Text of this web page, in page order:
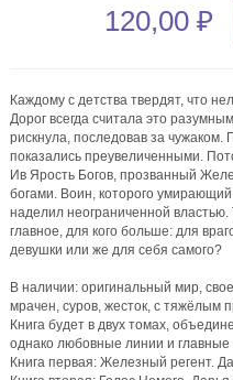
120,00 ₽
Каждому с детства твердят, что
Дорог всегда считала это
рискнула, последовав за чужаком.
показались преувеличенными.
Ив Ярость Богов, прозванный
богами. Воин, которого
наделил неограниченной властью.
главное, для кого больше: для
девушки или же для себя самого?
В наличии: оригинальный мир,
мрачен, суров, жесток, с тяжёлым
Книга будет в двух томах,
однако любовные линии и главные
Книга первая: Железный регент.